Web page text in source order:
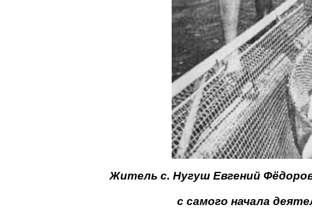
Житель с. Нугуш Евгений
с самого начала